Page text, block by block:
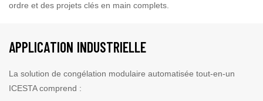
ordre et des projets clés en main complets.
APPLICATION INDUSTRIELLE
La solution de congélation modulaire automatisée tout-en-un
ICESTA comprend :